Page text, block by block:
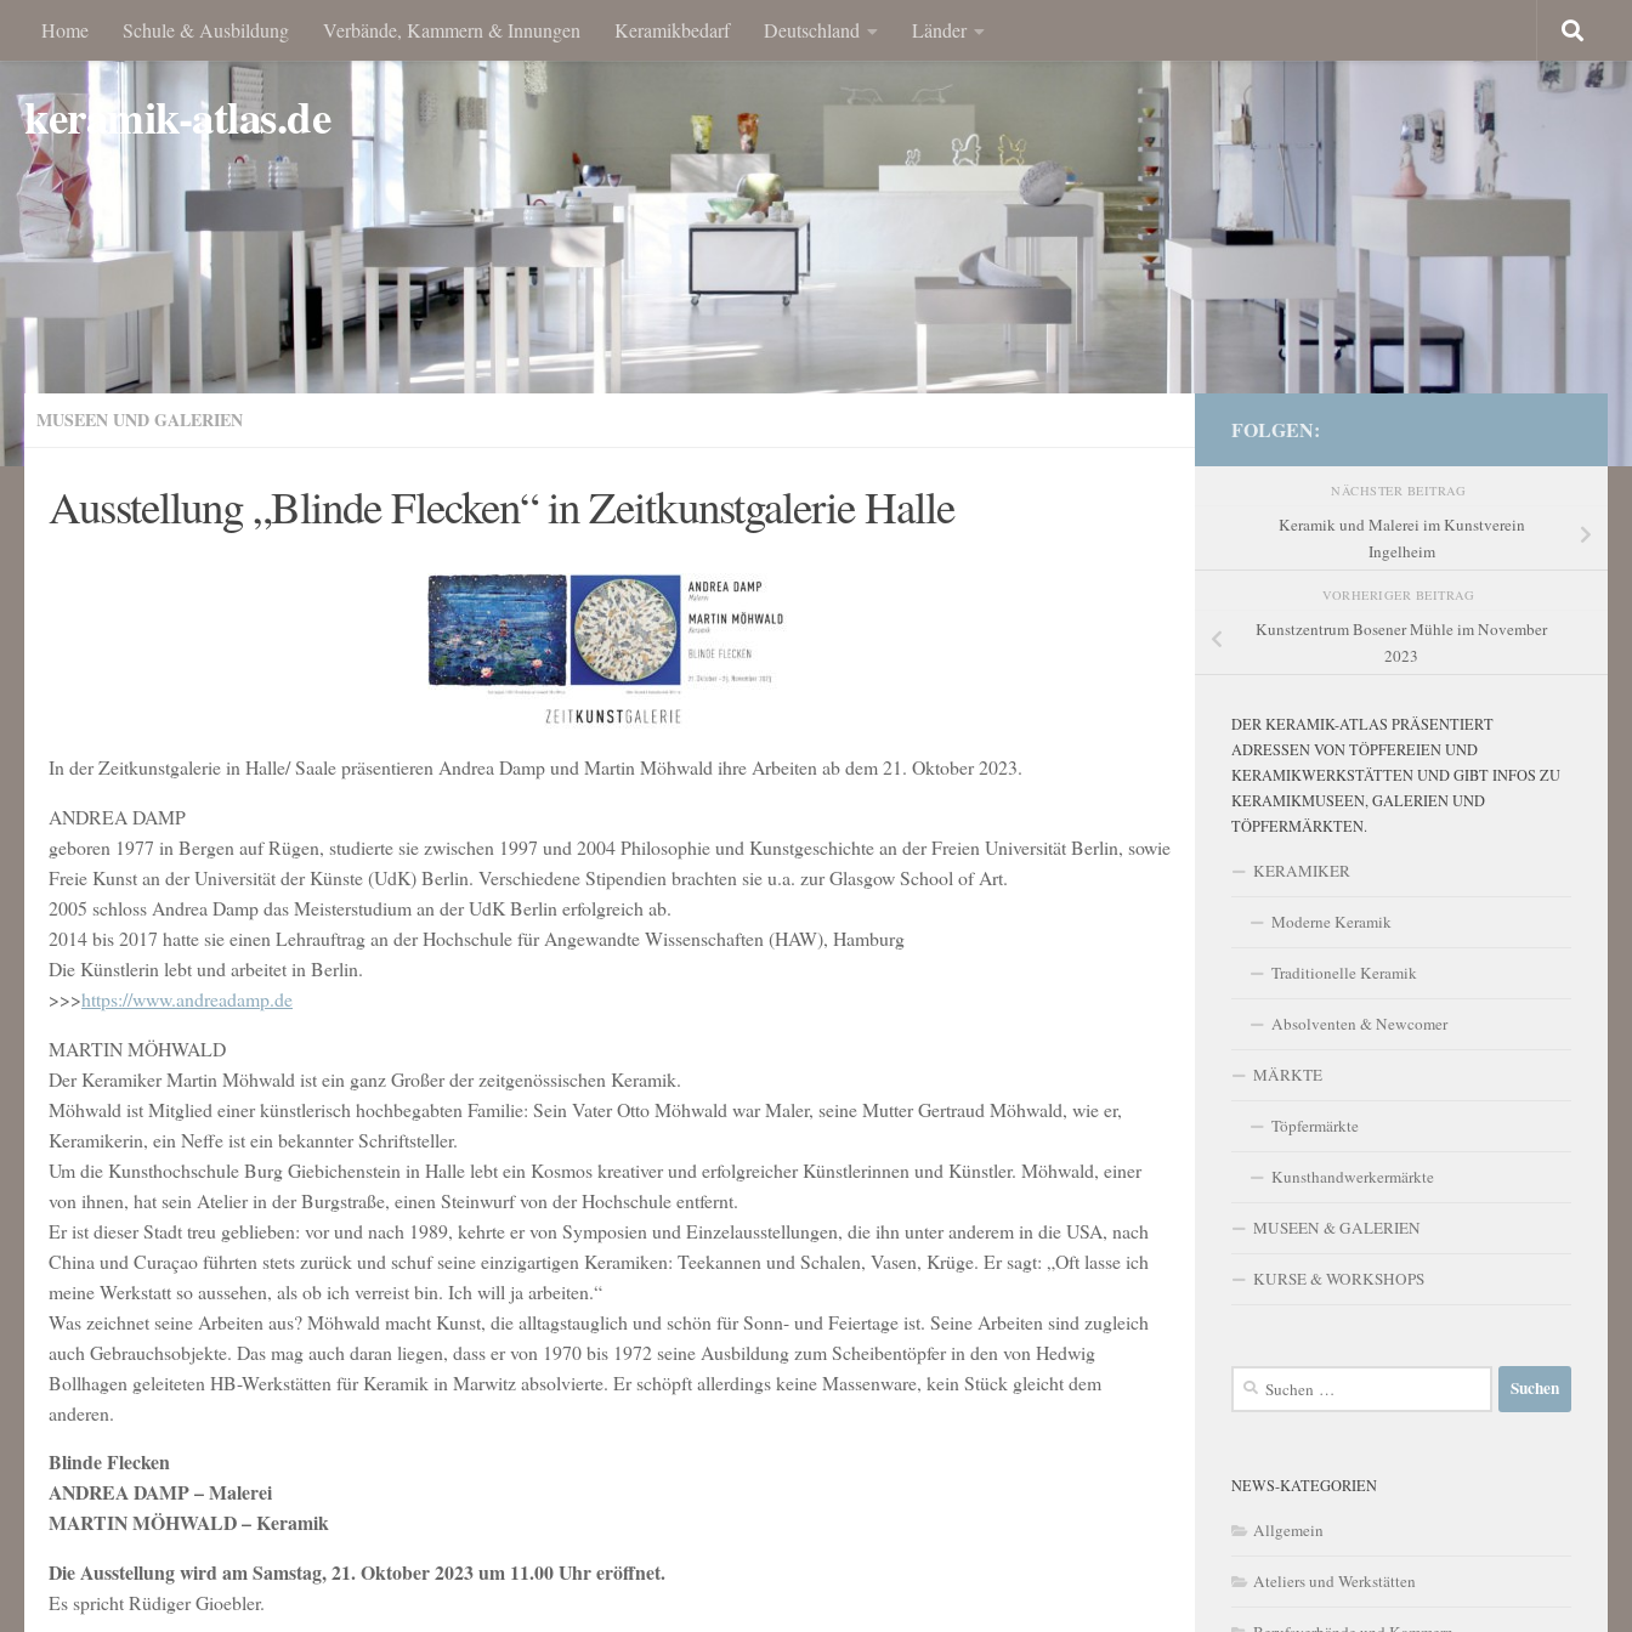
Home Schule & Ausbildung Verbände, Kammern & Innungen Keramikbedarf Deutschland Länder
keramik-atlas.de
MUSEEN UND GALERIEN
Ausstellung „Blinde Flecken“ in Zeitkunstgalerie Halle
In der Zeitkunstgalerie in Halle/ Saale präsentieren Andrea Damp und Martin Möhwald ihre Arbeiten ab dem 21. Oktober 2023.
ANDREA DAMP
geboren 1977 in Bergen auf Rügen, studierte sie zwischen 1997 und 2004 Philosophie und Kunstgeschichte an der Freien Universität Berlin, sowie
Freie Kunst an der Universität der Künste (UdK) Berlin. Verschiedene Stipendien brachten sie u.a. zur Glasgow School of Art.
2005 schloss Andrea Damp das Meisterstudium an der UdK Berlin erfolgreich ab.
2014 bis 2017 hatte sie einen Lehrauftrag an der Hochschule für Angewandte Wissenschaften (HAW), Hamburg
Die Künstlerin lebt und arbeitet in Berlin.
>>>https://www.andreadamp.de
MARTIN MÖHWALD
Der Keramiker Martin Möhwald ist ein ganz Großer der zeitgenössischen Keramik.
Möhwald ist Mitglied einer künstlerisch hochbegabten Familie: Sein Vater Otto Möhwald war Maler, seine Mutter Gertraud Möhwald, wie er,
Keramikerin, ein Neffe ist ein bekannter Schriftsteller.
Um die Kunsthochschule Burg Giebichenstein in Halle lebt ein Kosmos kreativer und erfolgreicher Künstlerinnen und Künstler. Möhwald, einer
von ihnen, hat sein Atelier in der Burgstraße, einen Steinwurf von der Hochschule entfernt.
Er ist dieser Stadt treu geblieben: vor und nach 1989, kehrte er von Symposien und Einzelausstellungen, die ihn unter anderem in die USA, nach
China und Curaçao führten stets zurück und schuf seine einzigartigen Keramiken: Teekannen und Schalen, Vasen, Krüge. Er sagt: „Oft lasse ich
meine Werkstatt so aussehen, als ob ich verreist bin. Ich will ja arbeiten.“
Was zeichnet seine Arbeiten aus? Möhwald macht Kunst, die alltagstauglich und schön für Sonn- und Feiertage ist. Seine Arbeiten sind zugleich
auch Gebrauchsobjekte. Das mag auch daran liegen, dass er von 1970 bis 1972 seine Ausbildung zum Scheibentöpfer in den von Hedwig
Bollhagen geleiteten HB-Werkstätten für Keramik in Marwitz absolvierte. Er schöpft allerdings keine Massenware, kein Stück gleicht dem
anderen.
Blinde Flecken
ANDREA DAMP – Malerei
MARTIN MÖHWALD – Keramik
Die Ausstellung wird am Samstag, 21. Oktober 2023 um 11.00 Uhr eröffnet.
Es spricht Rüdiger Gioebler.
FOLGEN:
NÄCHSTER BEITRAG
Keramik und Malerei im Kunstverein
Ingelheim
VORHERIGER BEITRAG
Kunstzentrum Bosener Mühle im November
2023
DER KERAMIK-ATLAS PRÄSENTIERT
ADRESSEN VON TÖPFEREIEN UND
KERAMIKWERKSTÄTTEN UND GIBT INFOS ZU
KERAMIKMUSEEN, GALERIEN UND
TÖPFERMÄRKTEN.
KERAMIKER
Moderne Keramik
Traditionelle Keramik
Absolventen & Newcomer
MÄRKTE
Töpfermärkte
Kunsthandwerkermärkte
MUSEEN & GALERIEN
KURSE & WORKSHOPS
Suchen
NEWS-KATEGORIEN
Allgemein
Ateliers und Werkstätten